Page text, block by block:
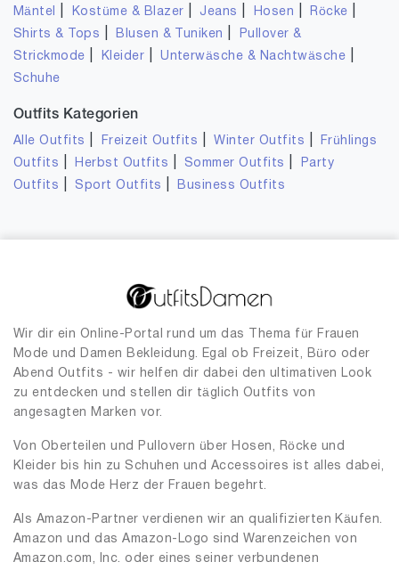
Mäntel Kostüme & Blazer Jeans Hosen Röcke
Shirts & Tops Blusen & Tuniken
Pullover &
Strickmode
Kleider |Unterwäsche & Nachtwäsche
Schuhe
Outfits Kategorien
Alle Outfits Freizeit Outfits |Winter Outfits
Frühlings
Outfits
Herbst Outfits Sommer Outfits
Party
Outfits
Sport Outfits Business Outfits
Wir dir ein Online-Portal rund um das Thema für Frauen
Mode und Damen Bekleidung. Egal ob Freizeit, Büro oder
Abend Outfits - wir helfen dir dabei den ultimativen Look
zu entdecken und stellen dir täglich Outfits von
angesagten Marken vor.
Von Oberteilen und Pullovern über Hosen, Röcke und
Kleider bis hin zu Schuhen und Accessoires ist alles dabei,
was das Mode Herz der Frauen begehrt.
Als Amazon-Partner verdienen wir an qualifizierten Käufen.
Amazon und das Amazon-Logo sind Warenzeichen von
Amazon.com, Inc. oder eines seiner verbundenen